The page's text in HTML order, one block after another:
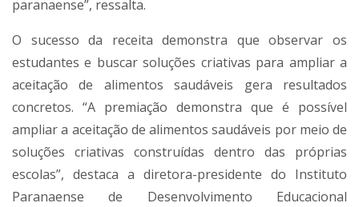
paranaense”, ressalta.
O sucesso da receita demonstra que observar os
estudantes e buscar soluções criativas para ampliar a
aceitação de alimentos saudáveis gera resultados
concretos. “A premiação demonstra que é possível
ampliar a aceitação de alimentos saudáveis por meio de
soluções criativas construídas dentro das próprias
escolas”, destaca a diretora-presidente do Instituto
Paranaense de Desenvolvimento Educacional